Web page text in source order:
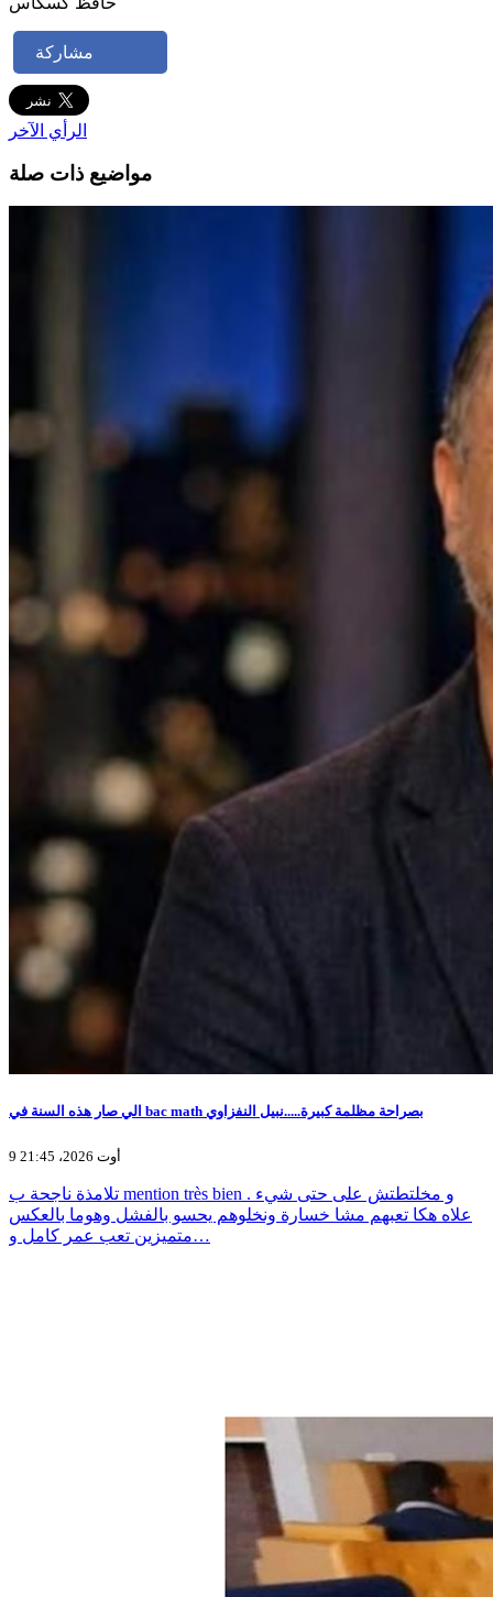
مشاركة
الرأي الآخر
مواضيع ذات صلة
الي صار هذه السنة في bac math بصراحة مظلمة كبيرة.....نبيل النفزاوي
9 أوت 2026، 21:45
تلامذة ناجحة ب mention très bien و مخلتطتش على حتى شيء .
علاه هكا تعبهم مشا خسارة ونخلوهم يحسو بالفشل وهوما بالعكس
متميزين تعب عمر كامل و…